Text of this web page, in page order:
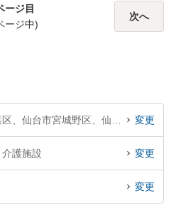
でなく、その後の事
乗ります。
ージ目
ージ中)
次へ
変更
護施設 変更
変更